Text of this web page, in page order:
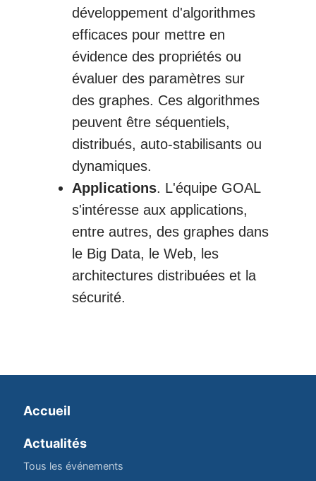
développement d'algorithmes
efficaces pour mettre en
évidence des propriétés ou
évaluer des paramètres sur
des graphes. Ces algorithmes
peuvent être séquentiels,
distribués, auto-stabilisants ou
dynamiques.
Applications. L'équipe GOAL
s'intéresse aux applications,
entre autres, des graphes dans
le Big Data, le Web, les
architectures distribuées et la
sécurité.
Accueil
Actualités
Tous les événements